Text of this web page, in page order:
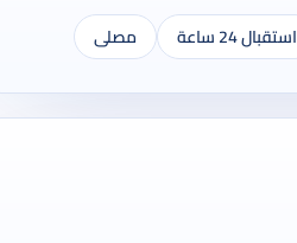
استقبال 24 ساعة مصلى